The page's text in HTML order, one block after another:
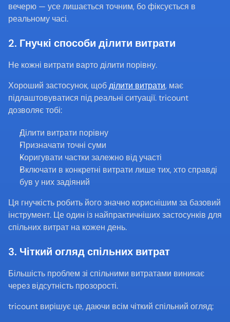
вечерю — усе лишається точним, бо фіксується в
реальному часі.
2. Гнучкі способи ділити витрати
Не кожні витрати варто ділити порівну.
Хороший застосунок, щоб ділити витрати, має
підлаштовуватися під реальні ситуації. tricount
дозволяє тобі:
Ділити витрати порівну
Призначати точні суми
Коригувати частки залежно від участі
Включати в конкретні витрати лише тих, хто справді
був у них задіяний
Ця гнучкість робить його значно кориснішим за базовий
інструмент. Це один із найпрактичніших застосунків для
спільних витрат на кожен день.
3. Чіткий огляд спільних витрат
Більшість проблем зі спільними витратами виникає
через відсутність прозорості.
tricount вирішує це, даючи всім чіткий спільний огляд: